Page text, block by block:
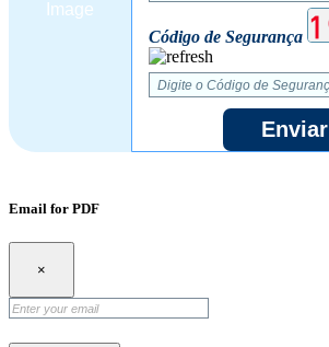
Código de Segurança
Enviar
Email for PDF
×